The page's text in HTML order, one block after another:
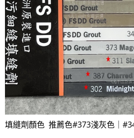
填縫劑顏色 推薦色#373淺灰色｜